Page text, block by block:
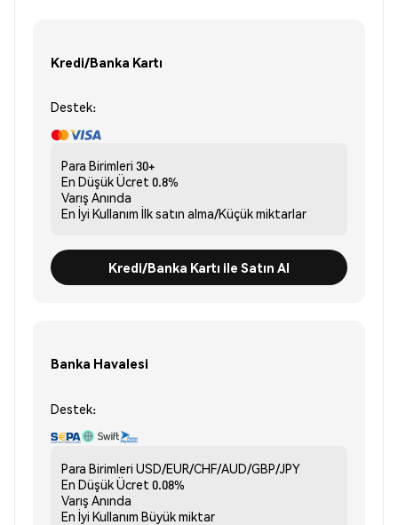
Kredi/Banka Kartı
Destek:
Para Birimleri 30+
En Düşük Ücret 0.8%
Varış Anında
En İyi Kullanım İlk satın alma/Küçük miktarlar
Kredi/Banka Kartı ile Satın Al
Banka Havalesi
Destek:
Para Birimleri USD/EUR/CHF/AUD/GBP/JPY
En Düşük Ücret 0.08%
Varış Anında
En İyi Kullanım Büyük miktar